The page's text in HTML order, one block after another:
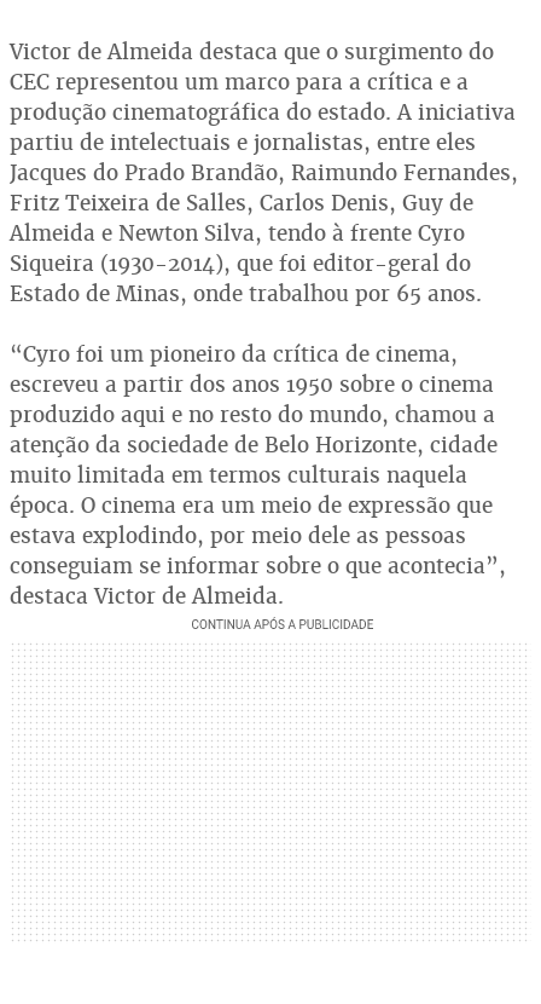
Victor de Almeida destaca que o surgimento do
CEC representou um marco para a crítica e a
produção cinematográfica do estado. A iniciativa
partiu de intelectuais e jornalistas, entre eles
Jacques do Prado Brandão, Raimundo Fernandes,
Fritz Teixeira de Salles, Carlos Denis, Guy de
Almeida e Newton Silva, tendo à frente Cyro
Siqueira (1930-2014), que foi editor-geral do
Estado de Minas, onde trabalhou por 65 anos.
“Cyro foi um pioneiro da crítica de cinema,
escreveu a partir dos anos 1950 sobre o cinema
produzido aqui e no resto do mundo, chamou a
atenção da sociedade de Belo Horizonte, cidade
muito limitada em termos culturais naquela
época. O cinema era um meio de expressão que
estava explodindo, por meio dele as pessoas
conseguiam se informar sobre o que acontecia”,
destaca Victor de Almeida.